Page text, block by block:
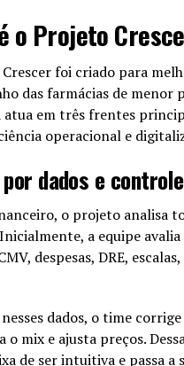
ele enxergou futuro.
existia online.
mudar isso.
Continuar
Ma criou o Alibaba.
útil.
vendedores.
o Projeto
foi criado para
das farmácias de menor
atua em três frentes
operacional e
dados e
o projeto analisa
a equipe
despesas, DRE,
nesses dados, o time
o mix e ajusta preços.
de ser intuitiva e passa